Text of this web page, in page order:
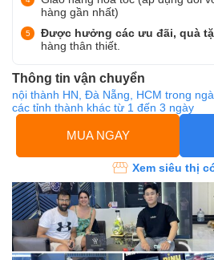
hàng gần nhất)
Được hưởng các ưu đãi, quà
hàng thân thiết.
Thông tin vận chuyển
nội thành HN, Đà Nẵng, HCM trong
các tỉnh thành khác từ 1 đến 3 ngày
MUA NGAY
Xem siêu thị